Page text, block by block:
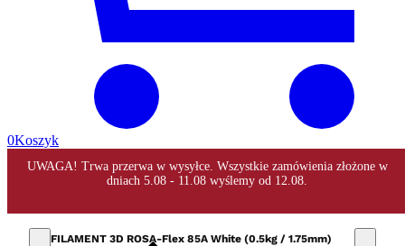
0Koszyk
FILAMENT 3D ROSA-Flex 85A White (0.5kg / 1.75mm)